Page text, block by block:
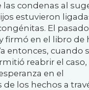
las condenas al
estuvieron
El
firmó en el libro de
entonces, cuando
reabrir el caso,
en el
los hechos a